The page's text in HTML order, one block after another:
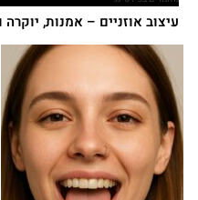
עיצוב אוזניים – אמנות, יוקרה